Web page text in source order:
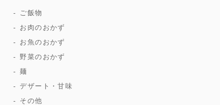
ご飯物
お肉のおかず
お魚のおかず
野菜のおかず
麺
デザート・甘味
その他